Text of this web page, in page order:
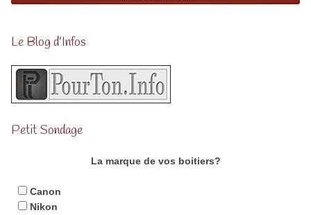
Le Blog d’Infos
Petit Sondage
La marque de vos boitiers?
Canon
Nikon